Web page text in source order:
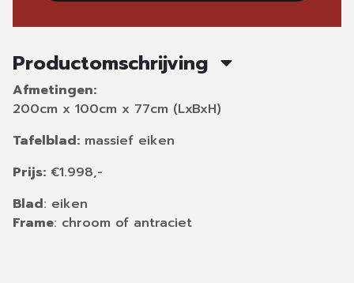
Productomschrijving
Afmetingen:
200cm x 100cm x 77cm (LxBxH)
Tafelblad: massief eiken
Prijs: €1.998,-
Blad: eiken
Frame: chroom of antraciet